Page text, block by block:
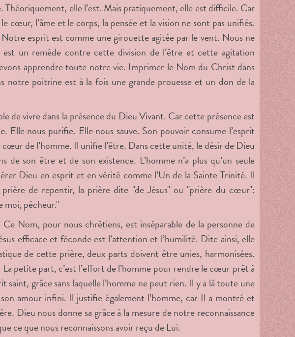
elle l’est. Mais pratiquement, elle est difficile. Car
cœur, l’âme et le corps, la pensée et la vision ne sont pas unifiés.
esprit est comme une girouette agitée par le vent. Nous ne
est un remède contre cette division de l’être et cette agitation
apprendre toute notre vie. Imprimer le Nom du Christ dans
poitrine est à la fois une grande prouesse et un don de la
de vivre dans la présence du Dieu Vivant. Car cette présence est
Elle nous purifie. Elle nous sauve. Son pouvoir consume l’esprit
de l’homme. Il unifie l’être. Dans cette unité, le désir de Dieu
de son être et de son existence. L’homme n’a plus qu’un seule
Dieu en esprit et en vérité comme l’Un de la Sainte Trinité. Il
de repentir, la prière dite "de Jésus" ou "prière du cœur":
moi, pécheur."
Nom, pour nous chrétiens, est inséparable de la personne de
efficace et féconde est l’attention et l’humilité. Dite ainsi, elle
de cette prière, deux parts doivent être unies, harmonisées.
La petite part, c’est l’effort de l’homme pour rendre le cœur prêt à
saint, grâce sans laquelle l’homme ne peut rien. Il y a là toute une
amour infini. Il justifie également l’homme, car Il a montré et
Dieu nous donne sa grâce à la mesure de notre reconnaissance
ce que nous reconnaissons avoir reçu de Lui.